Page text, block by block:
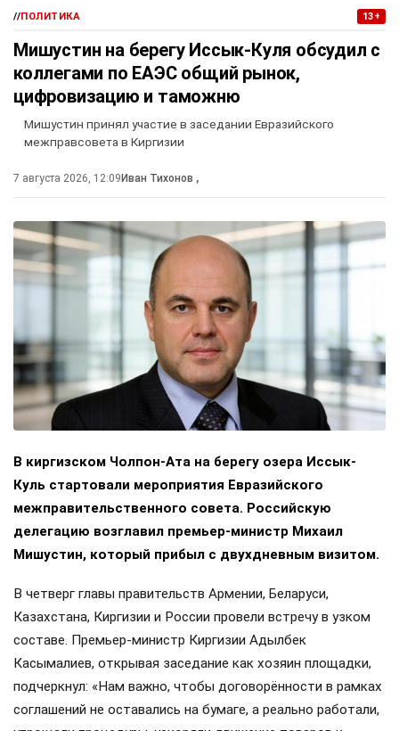
//ПОЛИТИКА 13+
Мишустин на берегу Иссык-Куля обсудил с
коллегами по ЕАЭС общий рынок,
цифровизацию и таможню
Мишустин принял участие в заседании Евразийского
межправсовета в Киргизии
7 августа 2026, 12:09 Иван Тихонов ,
В киргизском Чолпон-Ата на берегу озера Иссык-
Куль стартовали мероприятия Евразийского
межправительственного совета. Российскую
делегацию возглавил премьер-министр Михаил
Мишустин, который прибыл с двухдневным визитом.
В четверг главы правительств Армении, Беларуси,
Казахстана, Киргизии и России провели встречу в узком
составе. Премьер-министр Киргизии Адылбек
Касымалиев, открывая заседание как хозяин площадки,
подчеркнул: «Нам важно, чтобы договорённости в рамках
соглашений не оставались на бумаге, а реально работали,